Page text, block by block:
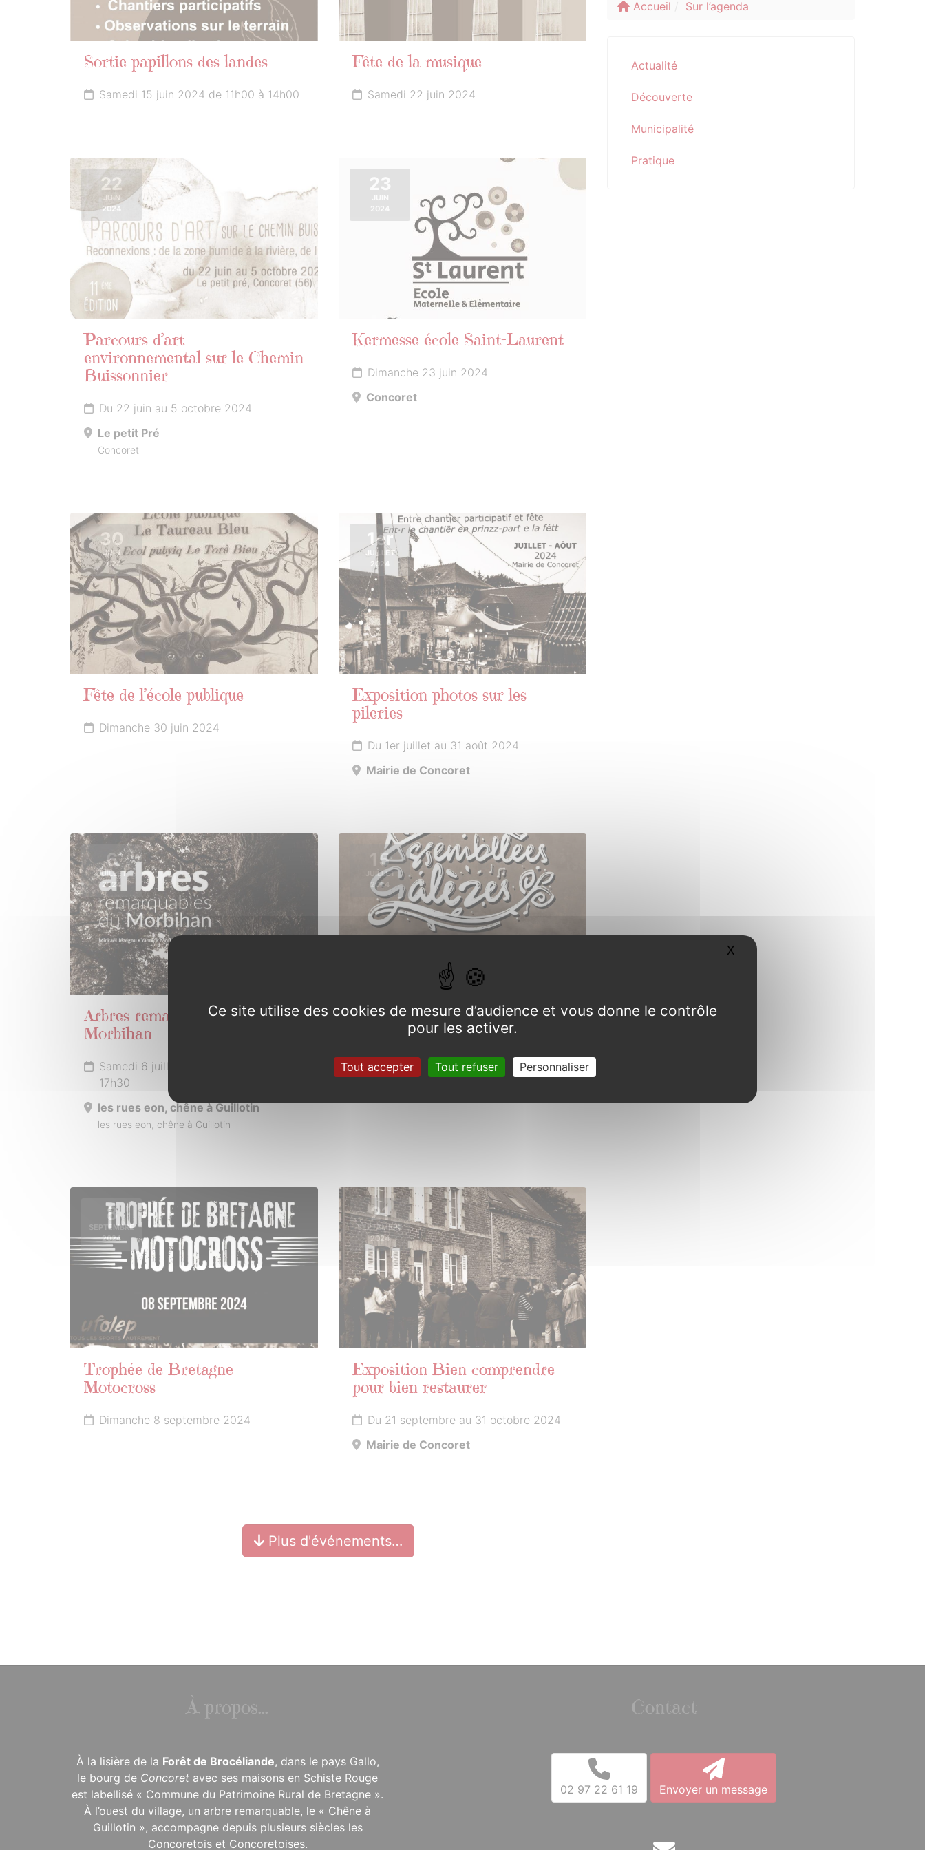
Sortie papillons des landes
Samedi 15 juin 2024 de 11h00 à 14h00
Fête de la musique
Samedi 22 juin 2024
22
JUIN
2024
Parcours d’art
environnemental sur le Chemin
Buissonnier
Du 22 juin au 5 octobre 2024
Le petit Pré
Concoret
23
JUIN
2024
Kermesse école Saint-Laurent
Dimanche 23 juin 2024
Concoret
30
JUIN
2024
Fête de l’école publique
Dimanche 30 juin 2024
1er
JUILLET
2024
Exposition photos sur les
pileries
Du 1er juillet au 31 août 2024
Mairie de Concoret
6
JUILLET
2024
Arbres remarquables du
Morbihan
Samedi 6 juillet 2024 de 16h00 à
17h30
les rues eon, chêne à Guillotin
les rues eon, chêne à Guillotin
15
JUILLET
2024
Festival des assembllées galèzes
8
SEPTEMBRE
2024
Trophée de Bretagne
Motocross
Dimanche 8 septembre 2024
21
SEPTEMBRE
2024
Exposition Bien comprendre
pour bien restaurer
Du 21 septembre au 31 octobre 2024
Mairie de Concoret
Plus d'événements…
Accueil Sur l’agenda
Actualité
Découverte
Municipalité
Pratique
À propos...
À la lisière de la Forêt de Brocéliande, dans le pays Gallo,
le bourg de Concoret avec ses maisons en Schiste Rouge
est labellisé « Commune du Patrimoine Rural de Bretagne ».
À l’ouest du village, un arbre remarquable, le « Chêne à
Guillotin », accompagne depuis plusieurs siècles les
Concoretois et Concoretoises.
Contact
02 97 22 61 19 Envoyer un message
Ce site utilise des cookies de mesure d’audience et vous donne le contrôle
pour les activer.
Tout accepter Tout refuser Personnaliser
X Masquer le bandeau des cookies